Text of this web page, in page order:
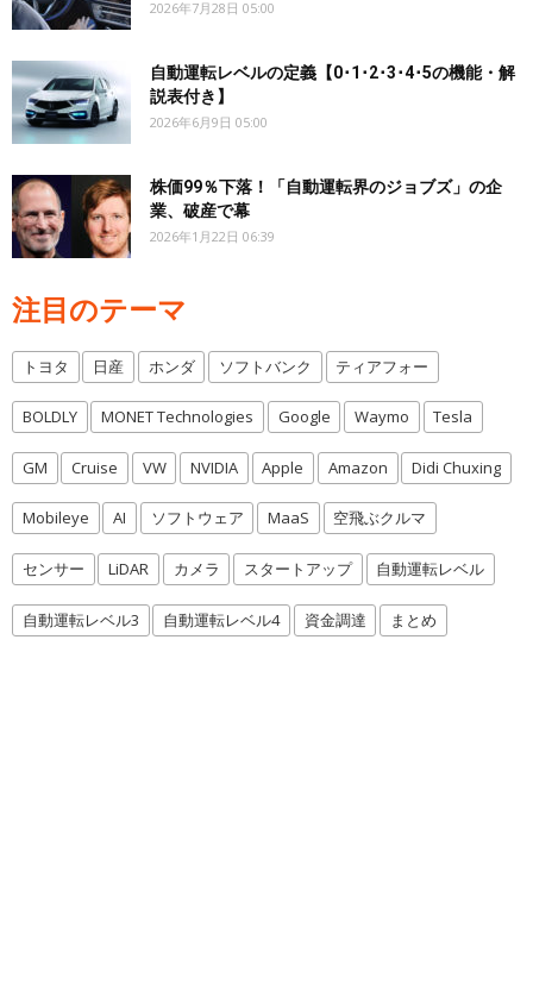
2026年7月28日 05:00
自動運転レベルの定義【0･1･2･3･4･5の機能・解
説表付き】
2026年6月9日 05:00
株価99％下落！「自動運転界のジョブズ」の企
業、破産で幕
2026年1月22日 06:39
注目のテーマ
トヨタ 日産 ホンダ ソフトバンク ティアフォー
BOLDLY MONET Technologies Google Waymo Tesla
GM Cruise VW NVIDIA Apple Amazon Didi Chuxing
Mobileye AI ソフトウェア MaaS 空飛ぶクルマ
センサー LiDAR カメラ スタートアップ 自動運転レベル
自動運転レベル3 自動運転レベル4 資金調達 まとめ